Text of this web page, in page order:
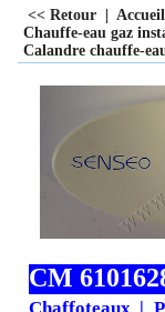
<< Retour Accueil
Chauffe-eau gaz
Calandre chauffe-
CM